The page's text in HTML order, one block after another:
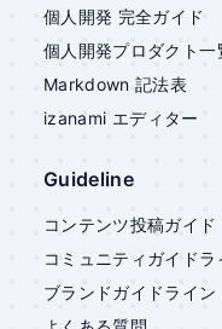
個人開発 完全ガイド
個人開発プロダクト一
Markdown 記法表
izanami エディター
Guideline
コンテンツ投稿ガイド
コミュニティガイドラ
ブランドガイドライン